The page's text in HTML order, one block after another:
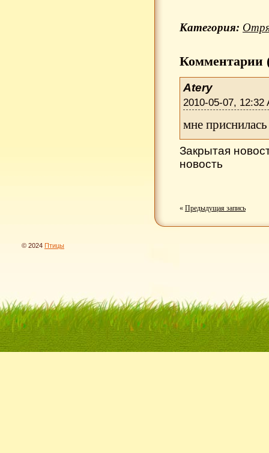
Категория:
Комментарии
Atery
2010-05-07, 12:32
мне
Закрытая
новость
« Предыдущая запись
© 2024 Птицы